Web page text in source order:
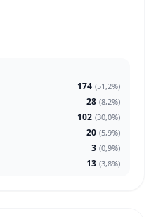
174 (51,2%)
28 (8,2%)
102 (30,0%)
20 (5,9%)
3 (0,9%)
13 (3,8%)